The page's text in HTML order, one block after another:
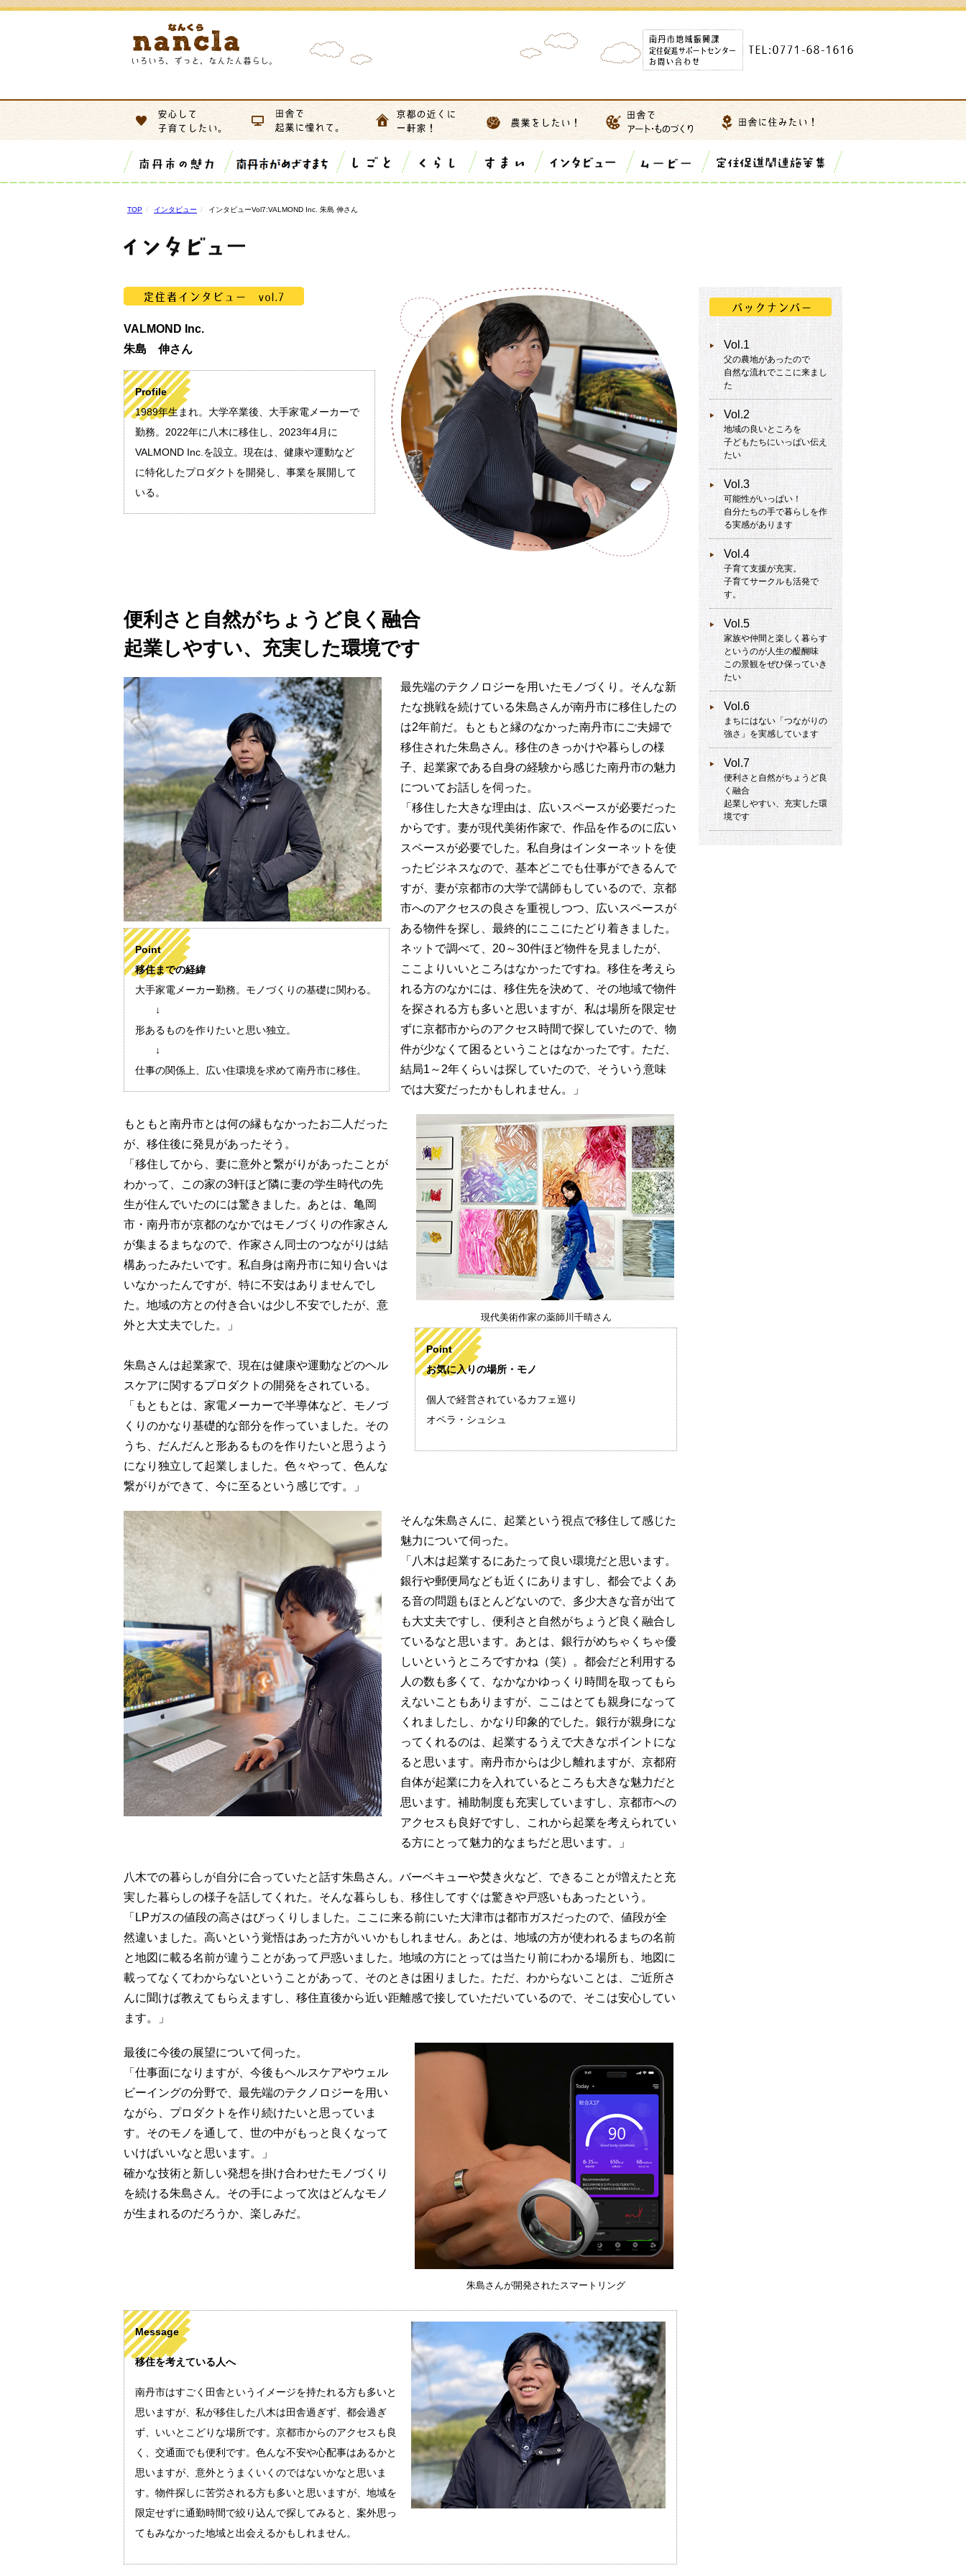
TOP インタビュー インタビューVol7:VALMOND Inc. 朱島 伸さん
VALMOND Inc.
朱島 伸さん
Profile
1989年生まれ。大学卒業後、大手家電メーカーで
勤務。2022年に八木に移住し、2023年4月に
VALMOND Inc.を設立。現在は、健康や運動など
に特化したプロダクトを開発し、事業を展開して
いる。
便利さと自然がちょうど良く融合
起業しやすい、充実した環境です
Point
移住までの経緯
大手家電メーカー勤務。モノづくりの基礎に関わる。
↓
形あるものを作りたいと思い独立。
↓
仕事の関係上、広い住環境を求めて南丹市に移住。
最先端のテクノロジーを用いたモノづくり。そんな新
たな挑戦を続けている朱島さんが南丹市に移住したの
は2年前だ。もともと縁のなかった南丹市にご夫婦で
移住された朱島さん。移住のきっかけや暮らしの様
子、起業家である自身の経験から感じた南丹市の魅力
についてお話しを伺った。
「移住した大きな理由は、広いスペースが必要だった
からです。妻が現代美術作家で、作品を作るのに広い
スペースが必要でした。私自身はインターネットを使
ったビジネスなので、基本どこでも仕事ができるんで
すが、妻が京都市の大学で講師もしているので、京都
市へのアクセスの良さを重視しつつ、広いスペースが
ある物件を探し、最終的にここにたどり着きました。
ネットで調べて、20～30件ほど物件を見ましたが、
ここよりいいところはなかったですね。移住を考えら
れる方のなかには、移住先を決めて、その地域で物件
を探される方も多いと思いますが、私は場所を限定せ
ずに京都市からのアクセス時間で探していたので、物
件が少なくて困るということはなかったです。ただ、
結局1～2年くらいは探していたので、そういう意味
では大変だったかもしれません。」
もともと南丹市とは何の縁もなかったお二人だった
が、移住後に発見があったそう。
「移住してから、妻に意外と繋がりがあったことが
わかって、この家の3軒ほど隣に妻の学生時代の先
生が住んでいたのには驚きました。あとは、亀岡
市・南丹市が京都のなかではモノづくりの作家さん
が集まるまちなので、作家さん同士のつながりは結
構あったみたいです。私自身は南丹市に知り合いは
いなかったんですが、特に不安はありませんでし
た。地域の方との付き合いは少し不安でしたが、意
外と大丈夫でした。」
朱島さんは起業家で、現在は健康や運動などのヘル
スケアに関するプロダクトの開発をされている。
「もともとは、家電メーカーで半導体など、モノづ
くりのかなり基礎的な部分を作っていました。その
うち、だんだんと形あるものを作りたいと思うよう
になり独立して起業しました。色々やって、色んな
繋がりができて、今に至るという感じです。」
現代美術作家の薬師川千晴さん
Point
お気に入りの場所・モノ
個人で経営されているカフェ巡り
オペラ・シュシュ
そんな朱島さんに、起業という視点で移住して感じた
魅力について伺った。
「八木は起業するにあたって良い環境だと思います。
銀行や郵便局なども近くにありますし、都会でよくあ
る音の問題もほとんどないので、多少大きな音が出て
も大丈夫ですし、便利さと自然がちょうど良く融合し
ているなと思います。あとは、銀行がめちゃくちゃ優
しいというところですかね（笑）。都会だと利用する
人の数も多くて、なかなかゆっくり時間を取ってもら
えないこともありますが、ここはとても親身になって
くれましたし、かなり印象的でした。銀行が親身にな
ってくれるのは、起業するうえで大きなポイントにな
ると思います。南丹市からは少し離れますが、京都府
自体が起業に力を入れているところも大きな魅力だと
思います。補助制度も充実していますし、京都市への
アクセスも良好ですし、これから起業を考えられてい
る方にとって魅力的なまちだと思います。」
八木での暮らしが自分に合っていたと話す朱島さん。バーベキューや焚き火など、できることが増えたと充
実した暮らしの様子を話してくれた。そんな暮らしも、移住してすぐは驚きや戸惑いもあったという。
「LPガスの値段の高さはびっくりしました。ここに来る前にいた大津市は都市ガスだったので、値段が全
然違いました。高いという覚悟はあった方がいいかもしれません。あとは、地域の方が使われるまちの名前
と地図に載る名前が違うことがあって戸惑いました。地域の方にとっては当たり前にわかる場所も、地図に
載ってなくてわからないということがあって、そのときは困りました。ただ、わからないことは、ご近所さ
んに聞けば教えてもらえますし、移住直後から近い距離感で接していただいているので、そこは安心してい
ます。」
最後に今後の展望について伺った。
「仕事面になりますが、今後もヘルスケアやウェル
ビーイングの分野で、最先端のテクノロジーを用い
ながら、プロダクトを作り続けたいと思っていま
す。そのモノを通して、世の中がもっと良くなって
いけばいいなと思います。」
確かな技術と新しい発想を掛け合わせたモノづくり
を続ける朱島さん。その手によって次はどんなモノ
が生まれるのだろうか、楽しみだ。
朱島さんが開発されたスマートリング
Message
移住を考えている人へ
南丹市はすごく田舎というイメージを持たれる方も多いと
思いますが、私が移住した八木は田舎過ぎず、都会過ぎ
ず、いいとこどりな場所です。京都市からのアクセスも良
く、交通面でも便利です。色んな不安や心配事はあるかと
思いますが、意外とうまくいくのではないかなと思いま
す。物件探しに苦労される方も多いと思いますが、地域を
限定せずに通勤時間で絞り込んで探してみると、案外思っ
てもみなかった地域と出会えるかもしれません。
Vol.1
父の農地があったので
自然な流れでここに来まし
た
Vol.2
地域の良いところを
子どもたちにいっぱい伝え
たい
Vol.3
可能性がいっぱい！
自分たちの手で暮らしを作
る実感があります
Vol.4
子育て支援が充実。
子育てサークルも活発で
す。
Vol.5
家族や仲間と楽しく暮らす
というのが人生の醍醐味
この景観をぜひ保っていき
たい
Vol.6
まちにはない「つながりの
強さ」を実感しています
Vol.7
便利さと自然がちょうど良
く融合
起業しやすい、充実した環
境です